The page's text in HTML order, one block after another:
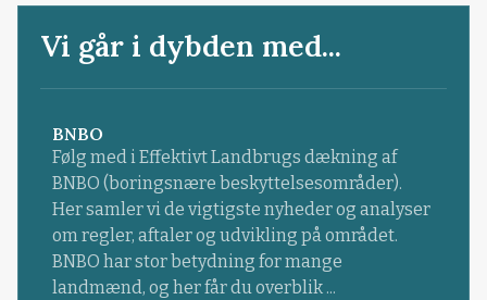
Vi går i dybden med...
BNBO
Følg med i Effektivt Landbrugs dækning af
BNBO (boringsnære beskyttelsesområder).
Her samler vi de vigtigste nyheder og analyser
om regler, aftaler og udvikling på området.
BNBO har stor betydning for mange
landmænd, og her får du overblik ...